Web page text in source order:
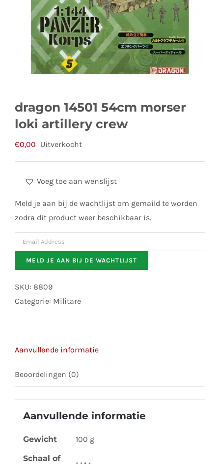
dragon 14501 54cm morser
loki artillery crew
€0,00 Uitverkocht
Voeg toe aan wenslijst
Meld je aan bij de wachtlijst om gemaild te worden
zodra dit product weer beschikbaar is.
Enter
your
email
for
MELD JE AAN BIJ DE WACHTLIJST
SKU: 8809
Categorie: Militare
Aanvullende informatie
Beoordelingen (0)
Aanvullende informatie
Gewicht 100 g
Schaal of